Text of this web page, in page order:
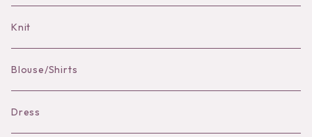
Knit
Blouse/Shirts
Dress